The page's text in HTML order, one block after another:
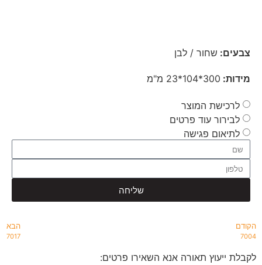
צבעים: שחור / לבן
מידות: 300*104*23 מ"מ
לרכישת המוצר
לבירור עוד פרטים
לתיאום פגישה
שליחה
הקודם
7004
הבא
7017
לקבלת ייעוץ תאורה אנא השאירו פרטים: